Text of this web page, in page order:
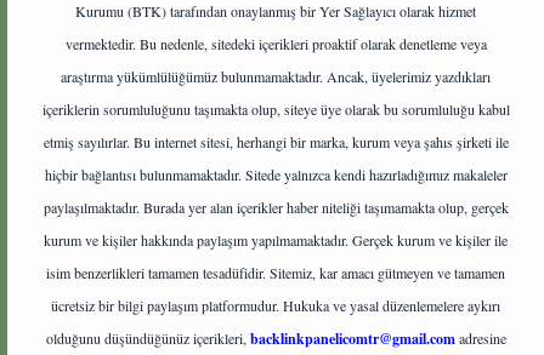
Kurumu (BTK) tarafından onaylanmış bir Yer Sağlayıcı olarak hizmet
vermektedir. Bu nedenle, sitedeki içerikleri proaktif olarak denetleme veya
araştırma yükümlülüğümüz bulunmamaktadır. Ancak, üyelerimiz yazdıkları
içeriklerin sorumluluğunu taşımakta olup, siteye üye olarak bu sorumluluğu kabul
etmiş sayılırlar. Bu internet sitesi, herhangi bir marka, kurum veya şahıs şirketi ile
hiçbir bağlantısı bulunmamaktadır. Sitede yalnızca kendi hazırladığımız makaleler
paylaşılmaktadır. Burada yer alan içerikler haber niteliği taşımamakta olup, gerçek
kurum ve kişiler hakkında paylaşım yapılmamaktadır. Gerçek kurum ve kişiler ile
isim benzerlikleri tamamen tesadüfidir. Sitemiz, kar amacı gütmeyen ve tamamen
ücretsiz bir bilgi paylaşım platformudur. Hukuka ve yasal düzenlemelere aykırı
olduğunu düşündüğünüz içerikleri, backlinkpanelicomtr@gmail.comadresine